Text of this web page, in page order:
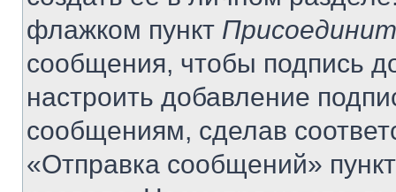
флажком пункт
сообщения, чтобы подпись
настроить добавление
сообщениям, сделав
«Отправка сообщений»